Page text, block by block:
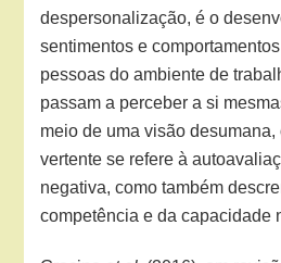
despersonalização, é o
sentimentos e
pessoas do ambiente de
passam a perceber a si
meio de uma visão
vertente se refere à
negativa, como também
competência e da capacidade